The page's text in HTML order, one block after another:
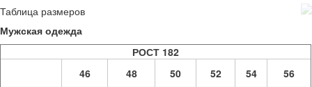
Таблица размеров
Мужская одежда
РОСТ 182
46
48 50 52 54 56